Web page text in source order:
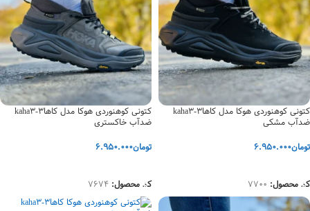
کتونی کوهنوردی هوکا مدل کاها3-kaha3
ضدآب مشکی
تومان6.950.000
کد محصول: 7700
کتونی کوهنوردی هوکا مدل کاها3-kaha3
ضدآب خاکستری
تومان6.950.000
کد محصول: 7674